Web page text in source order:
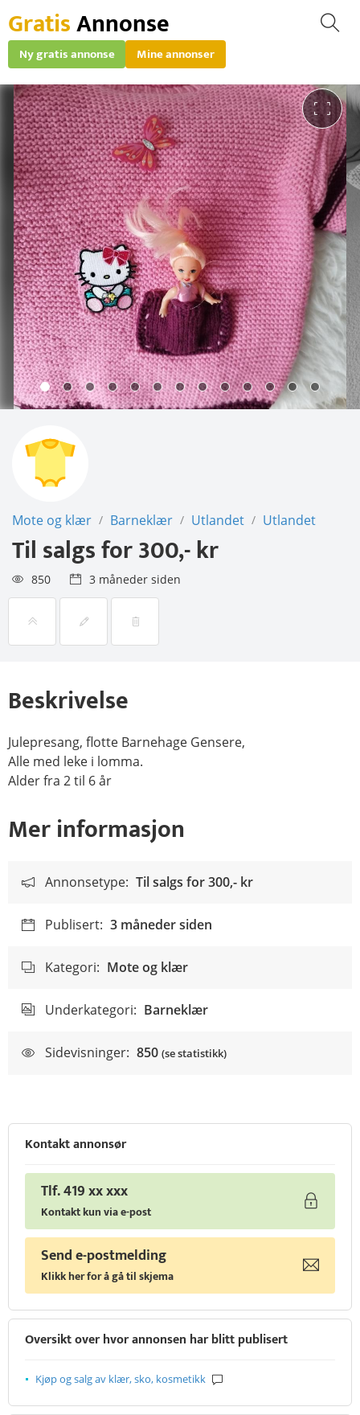
GratisAnnonse
Ny gratis annonse Mine annonser
Mote og klær / Barneklær / Utlandet / Utlandet
Til salgs for300,- kr
850 3 måneder siden
Beskrivelse
Julepresang, flotte Barnehage Gensere,
Alle med leke i lomma.
Alder fra 2 til 6 år
Mer informasjon
Annonsetype: Til salgs for300,- kr
Publisert: 3 måneder siden
Kategori: Mote og klær
Underkategori: Barneklær
Sidevisninger: 850 (se statistikk)
Kontakt annonsør
Tlf. 419 xx xxx
Kontakt kun via e-post
Send e-postmelding
Klikk her for å gå til skjema
Oversikt over hvor annonsen har blitt publisert
Kjøp og salg av klær, sko, kosmetikk